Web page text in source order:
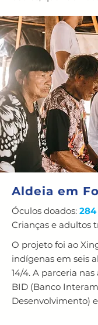
Aldeia em
Óculos doados: 284
Crianças e adultos
O projeto foi ao
indígenas em seis
14/4. A parceria
BID (Banco
Desenvolvimento)